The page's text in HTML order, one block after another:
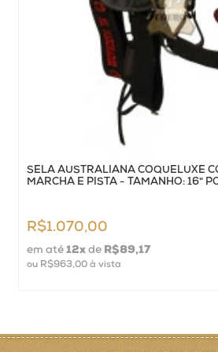
SELA AUSTRALIANA COQUELUXE
MARCHA E PISTA - TAMANHO: 16"
R$1.070,00
em até 12xde R$89,17
ou R$963,00à vista